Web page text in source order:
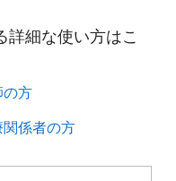
詳細な使い方はこ
の方​
係者の方​